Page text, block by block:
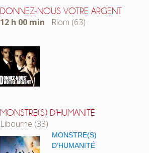
DONNEZ-NOUS VOTRE ARGENT
12 h 00 min Riom (63)
MONSTRE(S) D’HUMANITÉ
Libourne (33)
MONSTRE(S)
D’HUMANITÉ